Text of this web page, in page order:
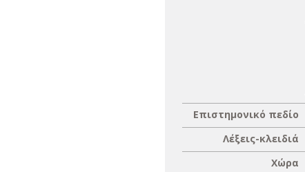
Επιστημονικό πεδίο
Λέξεις-κλειδιά
Χώρα